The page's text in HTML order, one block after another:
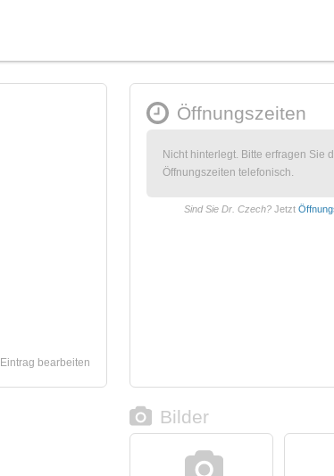
Eintrag bearbeiten
Öffnungszeiten
Nicht hinterlegt. Bitte erfragen Sie
Öffnungszeiten telefonisch.
Sind Sie Dr. Czech? Jetzt
Bilder